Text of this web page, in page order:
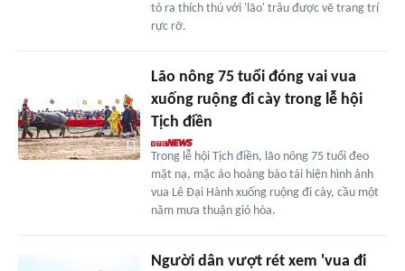
tỏ ra thích thú với 'lão' trâu được vẽ trang trí
rực rỡ.
Lão nông 75 tuổi đóng vai vua
xuống ruộng đi cày trong lễ hội
Tịch điền
Trong lễ hội Tịch điền, lão nông 75 tuổi đeo
mặt nạ, mặc áo hoàng bào tái hiện hình ảnh
vua Lê Đại Hành xuống ruộng đi cày, cầu một
năm mưa thuận gió hòa.
Người dân vượt rét xem 'vua đi